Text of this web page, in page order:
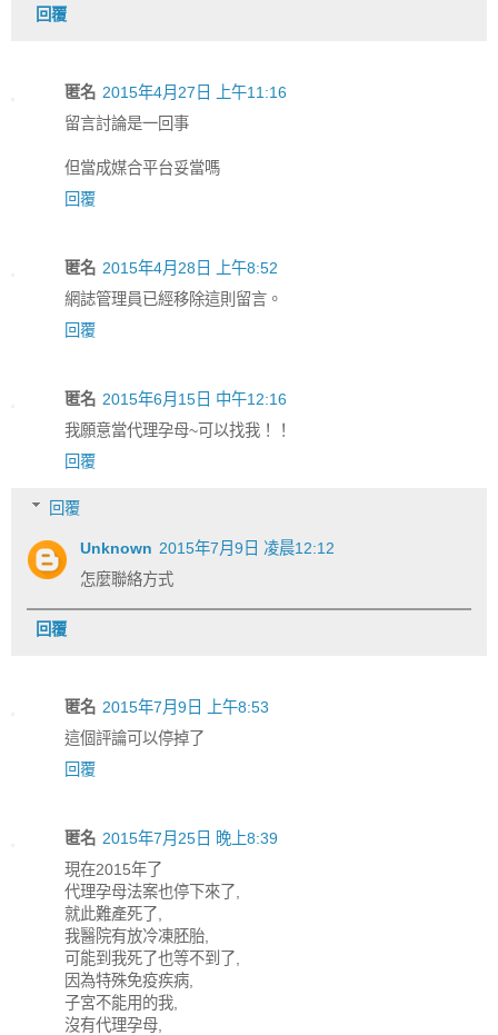
回覆
匿名 2015年4月27日 上午11:16
留言討論是一回事
但當成媒合平台妥當嗎
回覆
匿名 2015年4月28日 上午8:52
網誌管理員已經移除這則留言。
回覆
匿名 2015年6月15日 中午12:16
我願意當代理孕母~可以找我！！
回覆
回覆
Unknown 2015年7月9日 凌晨12:12
怎麼聯絡方式
回覆
匿名 2015年7月9日 上午8:53
這個評讑可以停掉了
回覆
匿名 2015年7月25日 晚上8:39
現在2015年了
代理孕母法案也停下來了,
就此難產死了,
我醫院有放冷凍胚胎,
可能到我死了也等不到了,
因為特殊免疫疾病,
子宮不能用的我,
沒有代理孕母,